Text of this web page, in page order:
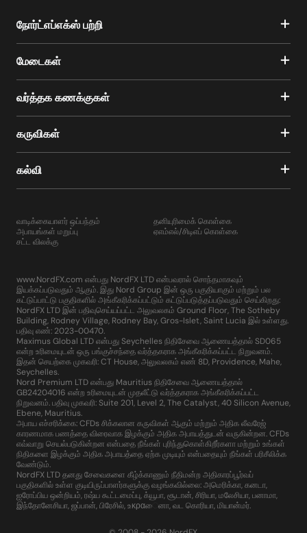
நோர்ட்எப்எக்ஸ் பற்றி
மேடைகள்
வர்த்தக கணக்குகள்
கருவிகள்
கல்வி
வாடிக்கையாளர் ஒப்பந்தம்
அபாயங்கள் மறுப்பு
சட்ட விலக்கு
தனியுரிமைக் கொள்கை
ஏஎம்எல்/சிடிஎப் கொள்கை
www.NordFX.com என்பது NordFX LTD என்பவரால் சொந்தமாகவும்
இயக்கப்படுவதும் ஆகும். இது Nord Group இன் ஒரு பகுதியாகும் மற்றும் பல
கட்டுப்பாட்டு பகுதிகளில் அங்கீகரிக்கப்பட்டும் கட்டுப்படுத்தப்படுவதும் செய்கிறது:
NordFX LTD இன் பதிவுசெய்யப்பட்ட அலுவலகம் Ground Floor, The Sotheby
Building, Rodney Village, Rodney Bay, Gros-Islet, Saint Lucia இல் உள்ளது.
பதிவு எண்: 2023-00470.
Maximus Global LTD என்பது Seychelles நிதிசேவை ஆணையத்தால் SD065
என்ற உரிமையுடன் ஒரு பங்குச்சந்தை வர்த்தகராக அங்கீகரிக்கப்பட்ட நிறுவனம்.
இதன் செயற்கை முகவரி: CT House, அலுவலகம் எண் 8D, Providence, Mahe,
Seychelles.
Nord Premium LTD என்பது Mauritius நிதிசேவை ஆணையத்தால்
GB24204016 என்ற உரிமையுடன் முதலீட்டு வர்த்தகராக அங்கீகரிக்கப்பட்ட
நிறுவனம். பதிவு முகவரி: Suite 201, Level 2, The Catalyst, 40 Silicon Avenue,
Ebene, Mauritius.
அபாய எச்சரிக்கை: CFDs சிக்கலான கருவிகள் ஆகும் மற்றும் அதிக லீவரேஜ்
காரணமாக பணத்தை விரைவாக இழக்கும் அதிக அபாயத்துடன் வருகின்றன. CFDs
எவ்வாறு செயல்படுகின்றன என்பதை நீங்கள் புரிந்துகொள்கிறீர்களா மற்றும் உங்கள்
நிதிகளை இழக்கும் அதிக அபாயத்தை ஏற்க முடியும் என்பதையும் நீங்கள் பரிசீலிக்க
வேண்டும்.
NordFX LTD தனது சேவைகளை கீழ்க்காணும் நீதிமன்ற அதிகாரப்பூர்வப்
பகுதிகளில் உள்ள குடியிருப்பாளர்களுக்கு வழங்கவில்லை: அமெரிக்கா, கனடா,
ஐரோப்பிய ஒன்றியம், ரஷ்ய கூட்டமைப்பு, க்யூபா, சூடான், சிரியா, மலேசியா, பனாமா,
இந்தோனேசியா, ஜப்பான், பிரேசில், உκραைனா, வட கொரியா, மியான்மர்.